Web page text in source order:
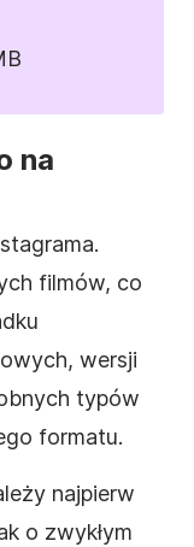
na
.
filmów, co
wersji
typów
formatu.
najpierw
o zwykłym